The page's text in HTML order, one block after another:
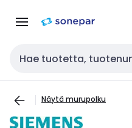
navigointiinsisältöön
Haku
Näytä murupolku